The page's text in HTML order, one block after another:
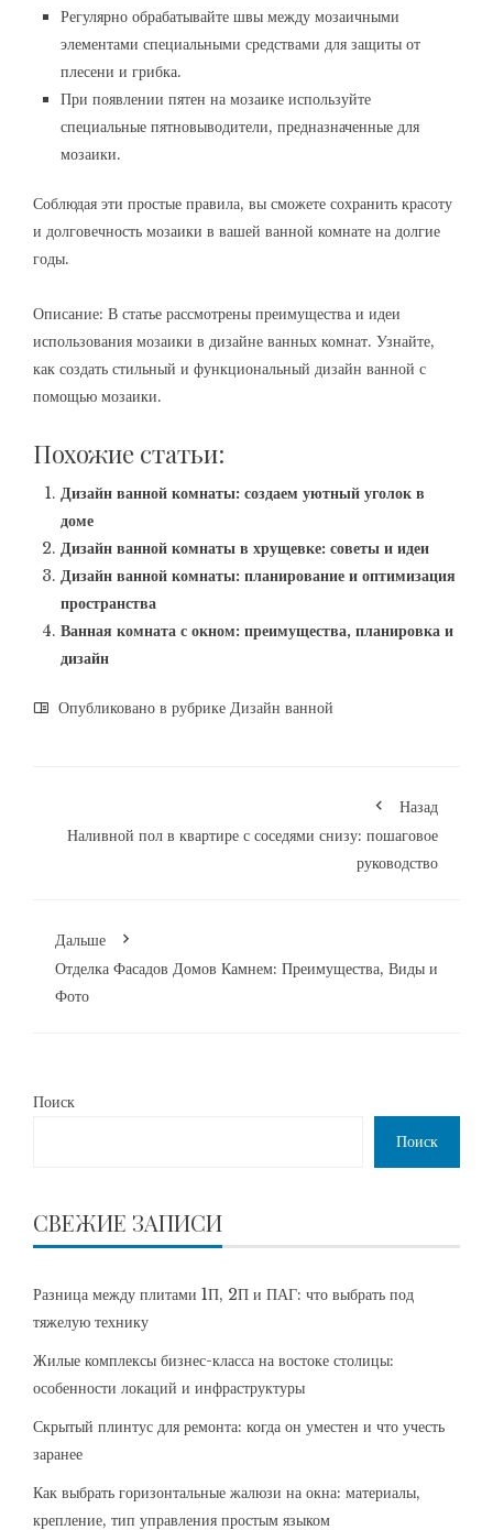
Регулярно обрабатывайте швы между мозаичными
элементами специальными средствами для защиты от
плесени и грибка.
При появлении пятен на мозаике используйте
специальные пятновыводители, предназначенные для
мозаики.
Соблюдая эти простые правила, вы сможете сохранить красоту
и долговечность мозаики в вашей ванной комнате на долгие
годы.
Описание: В статье рассмотрены преимущества и идеи
использования мозаики в дизайне ванных комнат. Узнайте,
как создать стильный и функциональный дизайн ванной с
помощью мозаики.
Похожие статьи:
Дизайн ванной комнаты: создаем уютный уголок в
доме
Дизайн ванной комнаты в хрущевке: советы и идеи
Дизайн ванной комнаты: планирование и оптимизация
пространства
Ванная комната с окном: преимущества, планировка и
дизайн
Опубликовано в рубрике Дизайн ванной
Назад
Наливной пол в квартире с соседями снизу: пошаговое
руководство
Дальше
Отделка Фасадов Домов Камнем: Преимущества, Виды и
Фото
Поиск
Поиск
СВЕЖИЕ ЗАПИСИ
Разница между плитами 1П, 2П и ПАГ: что выбрать под
тяжелую технику
Жилые комплексы бизнес-класса на востоке столицы:
особенности локаций и инфраструктуры
Скрытый плинтус для ремонта: когда он уместен и что учесть
заранее
Как выбрать горизонтальные жалюзи на окна: материалы,
крепление, тип управления простым языком